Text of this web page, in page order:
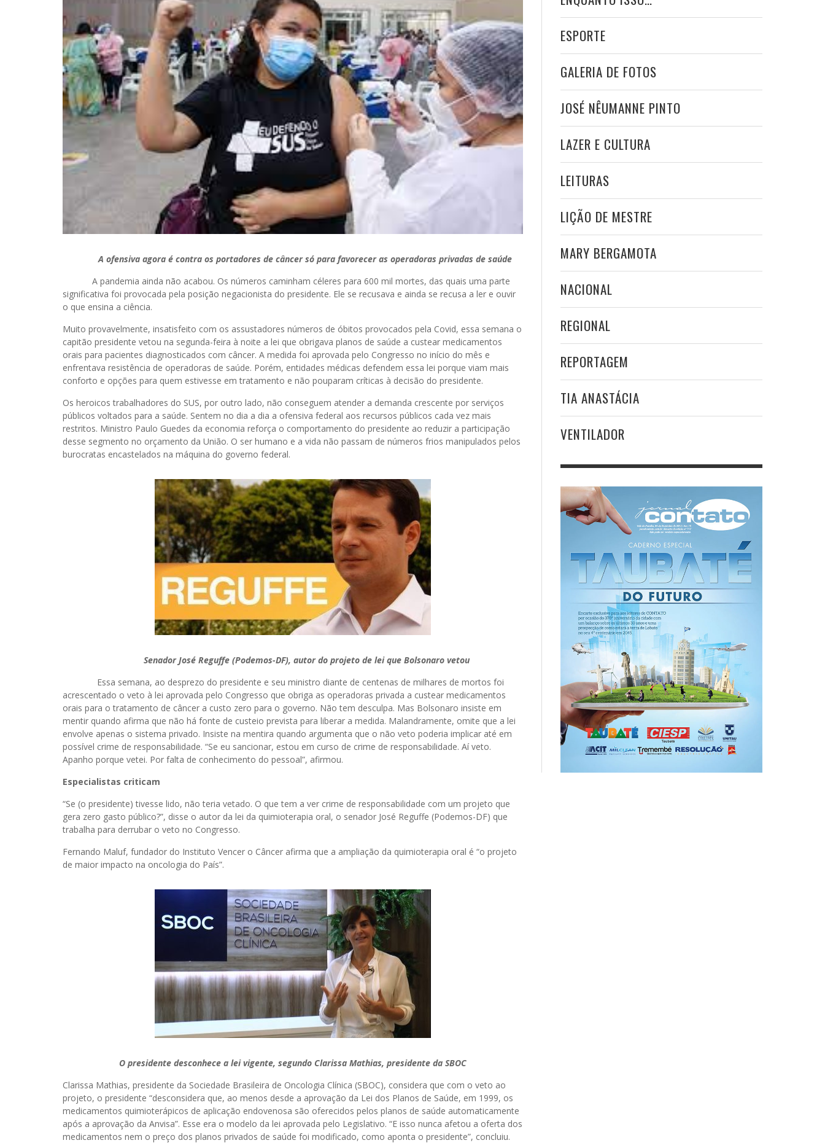
A ofensiva agora é contra os portadores de câncer só para favorecer as operadoras privadas de saúde
A pandemia ainda não acabou. Os números caminham céleres para 600 mil mortes, das quais uma parte
significativa foi provocada pela posição negacionista do presidente. Ele se recusava e ainda se recusa a ler e ouvir
o que ensina a ciência.
Muito provavelmente, insatisfeito com os assustadores números de óbitos provocados pela Covid, essa semana o
capitão presidente vetou na segunda-feira à noite a lei que obrigava planos de saúde a custear medicamentos
orais para pacientes diagnosticados com câncer. A medida foi aprovada pelo Congresso no início do mês e
enfrentava resistência de operadoras de saúde. Porém, entidades médicas defendem essa lei porque viam mais
conforto e opções para quem estivesse em tratamento e não pouparam críticas à decisão do presidente.
Os heroicos trabalhadores do SUS, por outro lado, não conseguem atender a demanda crescente por serviços
públicos voltados para a saúde. Sentem no dia a dia a ofensiva federal aos recursos públicos cada vez mais
restritos. Ministro Paulo Guedes da economia reforça o comportamento do presidente ao reduzir a participação
desse segmento no orçamento da União. O ser humano e a vida não passam de números frios manipulados pelos
burocratas encastelados na máquina do governo federal.
Senador José Reguffe (Podemos-DF), autor do projeto de lei que Bolsonaro vetou
Essa semana, ao desprezo do presidente e seu ministro diante de centenas de milhares de mortos foi
acrescentado o veto à lei aprovada pelo Congresso que obriga as operadoras privada a custear medicamentos
orais para o tratamento de câncer a custo zero para o governo. Não tem desculpa. Mas Bolsonaro insiste em
mentir quando afirma que não há fonte de custeio prevista para liberar a medida. Malandramente, omite que a lei
envolve apenas o sistema privado. Insiste na mentira quando argumenta que o não veto poderia implicar até em
possível crime de responsabilidade. “Se eu sancionar, estou em curso de crime de responsabilidade. Aí veto.
Apanho porque vetei. Por falta de conhecimento do pessoal”, afirmou.
Especialistas criticam
“Se (o presidente) tivesse lido, não teria vetado. O que tem a ver crime de responsabilidade com um projeto que
gera zero gasto público?”, disse o autor da lei da quimioterapia oral, o senador José Reguffe (Podemos-DF) que
trabalha para derrubar o veto no Congresso.
Fernando Maluf, fundador do Instituto Vencer o Câncer afirma que a ampliação da quimioterapia oral é “o projeto
de maior impacto na oncologia do País”.
O presidente desconhece a lei vigente, segundo Clarissa Mathias, presidente da SBOC
Clarissa Mathias, presidente da Sociedade Brasileira de Oncologia Clínica (SBOC), considera que com o veto ao
projeto, o presidente “desconsidera que, ao menos desde a aprovação da Lei dos Planos de Saúde, em 1999, os
medicamentos quimioterápicos de aplicação endovenosa são oferecidos pelos planos de saúde automaticamente
após a aprovação da Anvisa”. Esse era o modelo da lei aprovada pelo Legislativo. “E isso nunca afetou a oferta dos
medicamentos nem o preço dos planos privados de saúde foi modificado, como aponta o presidente”, concluiu.
ESPORTE
GALERIA DE FOTOS
JOSÉ NÊUMANNE PINTO
LAZER E CULTURA
LEITURAS
LIÇÃO DE MESTRE
MARY BERGAMOTA
NACIONAL
REGIONAL
REPORTAGEM
TIA ANASTÁCIA
VENTILADOR